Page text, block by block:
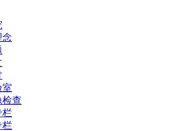
念
室
检查
栏
栏